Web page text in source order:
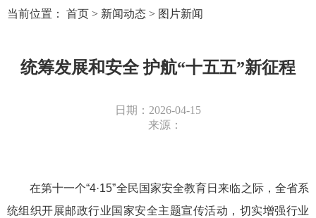
当前位置： 首页 > 新闻动态 > 图片新闻
统筹发展和安全 护航“十五五”新征程
日期：2026-04-15
来源：
在第十一个“4·15”全民国家安全教育日来临之际，全省系
统组织开展邮政行业国家安全主题宣传活动，切实增强行业